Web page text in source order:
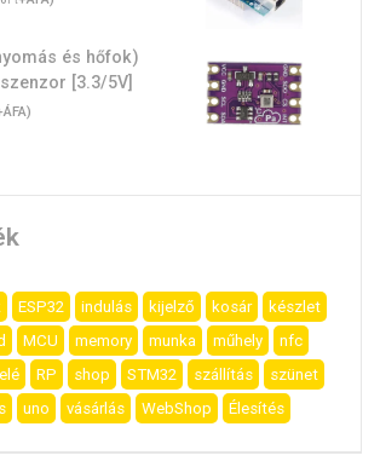
és hőfok)
[3.3/5V]
ESP32 indulás kijelző kosár
készlet
MCU memory munka műhely
nfc
RP shop STM32 szállítás
szünet
uno vásárlás WebShop Élesítés